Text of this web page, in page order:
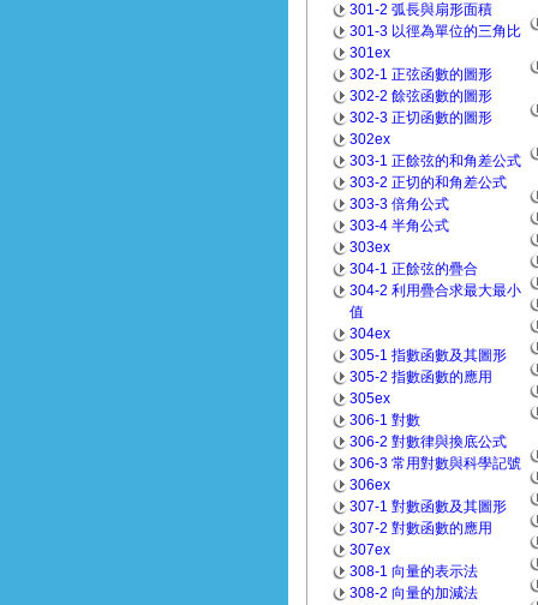
301-2 弧長與扇形面積
301-3 以徑為單位的三角比
301ex
302-1 正弦函數的圖形
302-2 餘弦函數的圖形
302-3 正切函數的圖形
302ex
303-1 正餘弦的和角差公式
303-2 正切的和角差公式
303-3 倍角公式
303-4 半角公式
303ex
304-1 正餘弦的疊合
304-2 利用疊合求最大最小
值
304ex
305-1 指數函數及其圖形
305-2 指數函數的應用
305ex
306-1 對數
306-2 對數律與換底公式
306-3 常用對數與科學記號
306ex
307-1 對數函數及其圖形
307-2 對數函數的應用
307ex
308-1 向量的表示法
308-2 向量的加減法